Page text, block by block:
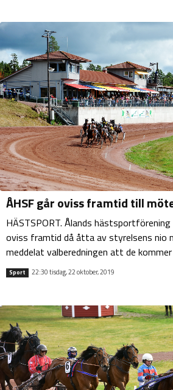
ÅHSF går oviss framtid till
HÄSTSPORT. Ålands
oviss framtid då åtta av styrelsens nio
meddelat valberedningen att de
Sport 22:30 tisdag, 22 oktober, 2019